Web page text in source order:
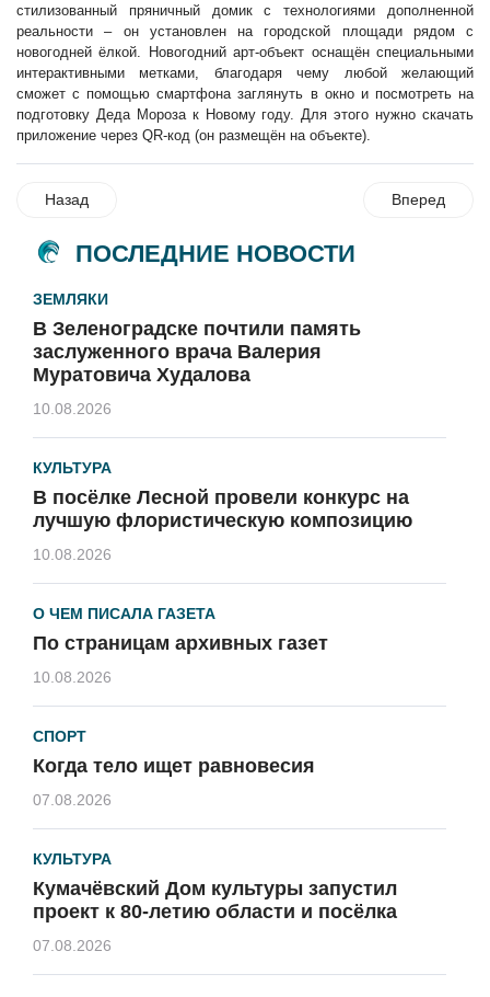
стилизованный пряничный домик с технологиями дополненной
реальности – он установлен на городской площади рядом с
новогодней ёлкой. Новогодний арт-объект оснащён специальными
интерактивными метками, благодаря чему любой желающий
сможет с помощью смартфона заглянуть в окно и посмотреть на
подготовку Деда Мороза к Новому году. Для этого нужно скачать
приложение через QR-код (он размещён на объекте).
Назад Вперед
ПОСЛЕДНИЕ НОВОСТИ
ЗЕМЛЯКИ
В Зеленоградске почтили память
заслуженного врача Валерия
Муратовича Худалова
10.08.2026
КУЛЬТУРА
В посёлке Лесной провели конкурс на
лучшую флористическую композицию
10.08.2026
О ЧЕМ ПИСАЛА ГАЗЕТА
По страницам архивных газет
10.08.2026
СПОРТ
Когда тело ищет равновесия
07.08.2026
КУЛЬТУРА
Кумачёвский Дом культуры запустил
проект к 80-летию области и посёлка
07.08.2026